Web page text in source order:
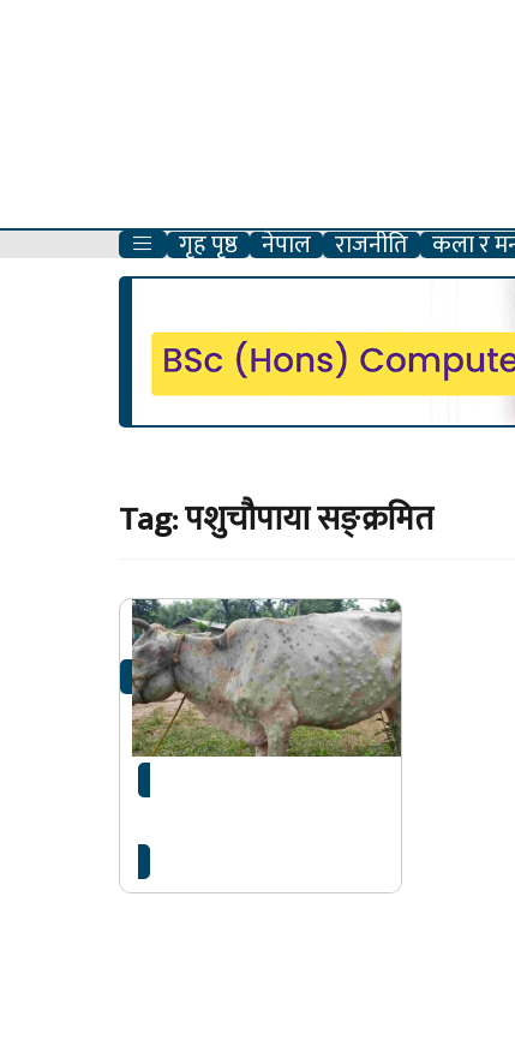
गृह पृष्ठ नेपाल राजनीति कला र
Tag:पशुचौपाया सङ्क्रमित
लम्पी स्कीनबाट आठ हजार
पशुचौपाया सङ्क्रमित